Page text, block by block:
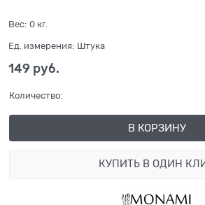
Вес: 0 кг.
Ед. измерения: Штука
149 руб.
Количество:
В КОРЗИНУ
КУПИТЬ В ОДИН